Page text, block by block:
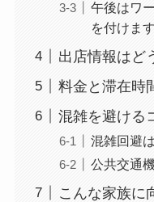
午後はワ
を付けます
出店情報はど
料金と滞在時
混雑を避ける
混雑回避
公共交通
こんな家族に